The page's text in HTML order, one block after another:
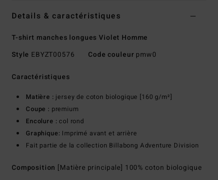
Details & caractéristiques
T-shirt manches longues Violet Homme
Style EBYZT00576 Code couleur pmw0
Caractéristiques
Matière : jersey de coton biologique [160 g/m²]
Coupe : premium
Encolure :col rond
Graphique: Imprimé avant et arrière
Fait partie de la collection Billabong Adventure Division
Composition [Matière principale] 100% coton biologique